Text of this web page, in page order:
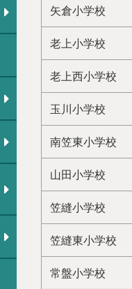
矢倉小学校
老上小学校
老上西小学校
玉川小学校
南笠東小学校
山田小学校
笠縫小学校
笠縫東小学校
常盤小学校